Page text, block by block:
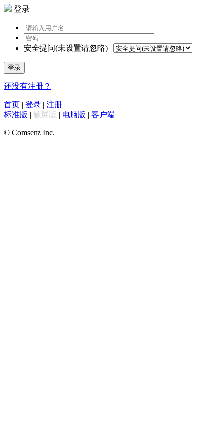
登录
安全提问(未设置请忽略)
登录
还没有注册？
首页 | 登录 | 注册
标准版 | 触屏版 | 电脑版 | 客户端
© Comsenz Inc.